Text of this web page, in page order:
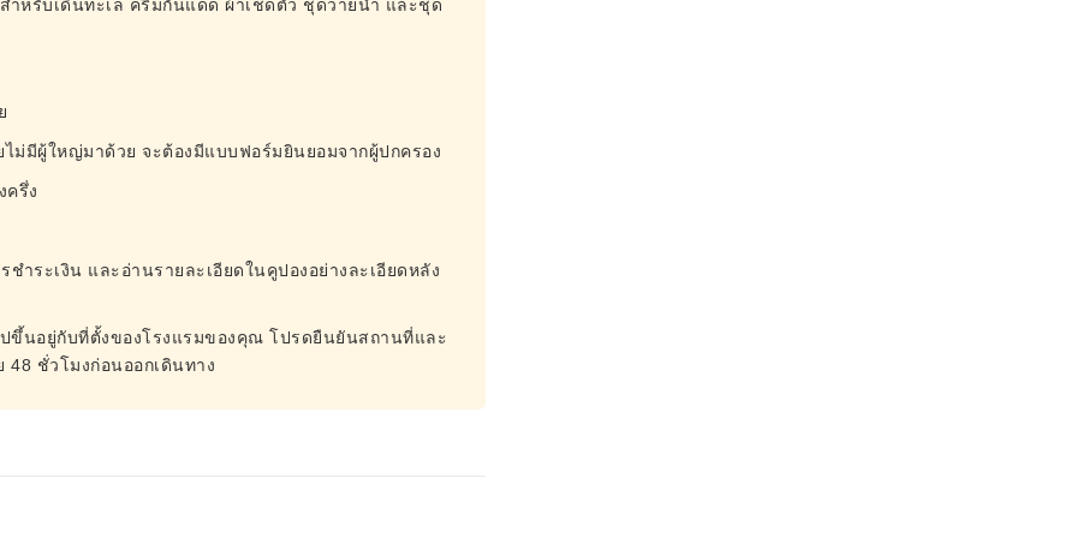
ำหรับเดินทะเล ครีมกันแดด ผ้าเช็ดตัว ชุดว่ายน้ำ และชุด
ม่มีผู้ใหญ่มาด้วย จะต้องมีแบบฟอร์มยินยอมจากผู้ปกครอง
ครึ่ง
ระเงิน และอ่านรายละเอียดในคูปองอย่างละเอียดหลัง
ปขึ้นอยู่กับที่ตั้งของโรงแรมของคุณ โปรดยืนยันสถานที่และ
48 ชั่วโมงก่อนออกเดินทาง